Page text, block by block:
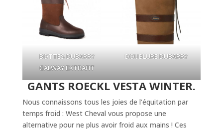
BOTTES DUBARRY
GALWAY EXTRAFIT
DOUBLURE DUBARRY
GANTS ROECKL VESTA WINTER.
Nous connaissons tous les joies de l’équitation par
temps froid : West Cheval vous propose une
alternative pour ne plus avoir froid aux mains ! Ces